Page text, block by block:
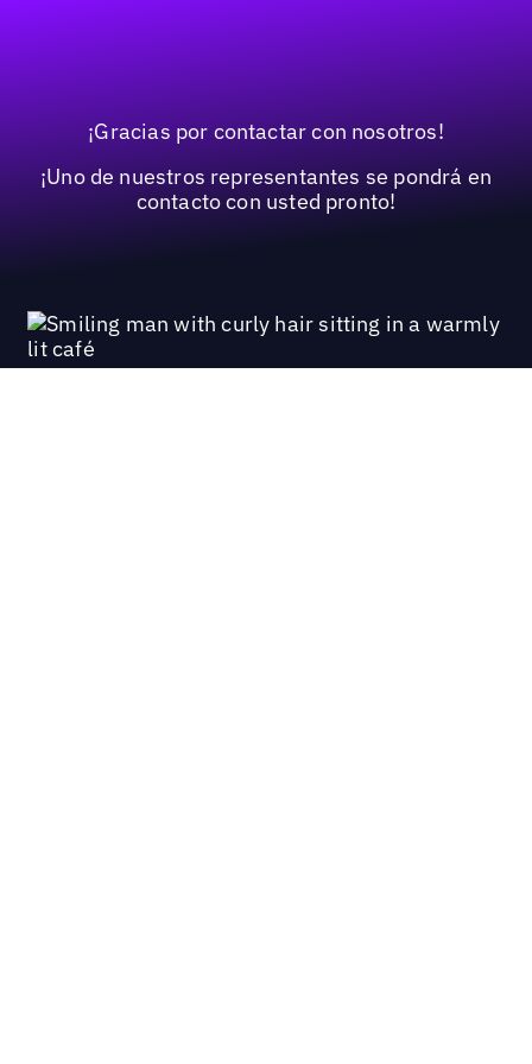
¡Gracias por contactar con nosotros!
¡Uno de nuestros representantes se pondrá en
contacto con usted pronto!